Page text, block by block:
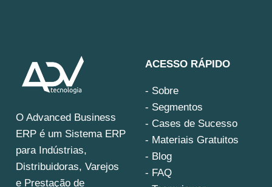
O Advanced Business
ERP é um Sistema ERP
para Indústrias,
Distribuidoras, Varejos
e Prestação de
ACESSO RÁPIDO
- Sobre
- Segmentos
- Cases de Sucesso
- Materiais Gratuitos
- Blog
- FAQ